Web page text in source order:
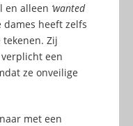
en alleen ‘wanted
dames heeft zelfs
Zij
een
ze onveilige
met een